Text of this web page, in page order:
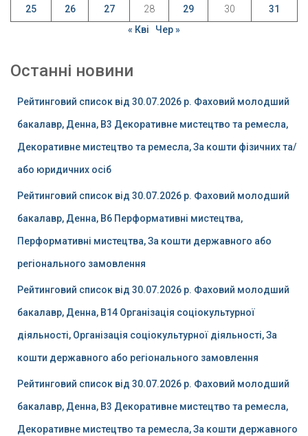
25 26 27 28 29 30
31
« Кві
Чер »
Останні новини
Рейтинговий список від 30.07.2026 р. Фаховий молодший
бакалавр, Денна, B3 Декоративне мистецтво та ремесла,
Декоративне мистецтво та ремесла, За кошти фізичних та/
або юридичних осіб
Рейтинговий список від 30.07.2026 р. Фаховий молодший
бакалавр, Денна, B6 Перформативні мистецтва,
Перформативні мистецтва, За кошти державного або
регіонального замовлення
Рейтинговий список від 30.07.2026 р. Фаховий молодший
бакалавр, Денна, B14 Організація соціокультурної
діяльності, Організація соціокультурної діяльності, За
кошти державного або регіонального замовлення
Рейтинговий список від 30.07.2026 р. Фаховий молодший
бакалавр, Денна, B3 Декоративне мистецтво та ремесла,
Декоративне мистецтво та ремесла, За кошти державного